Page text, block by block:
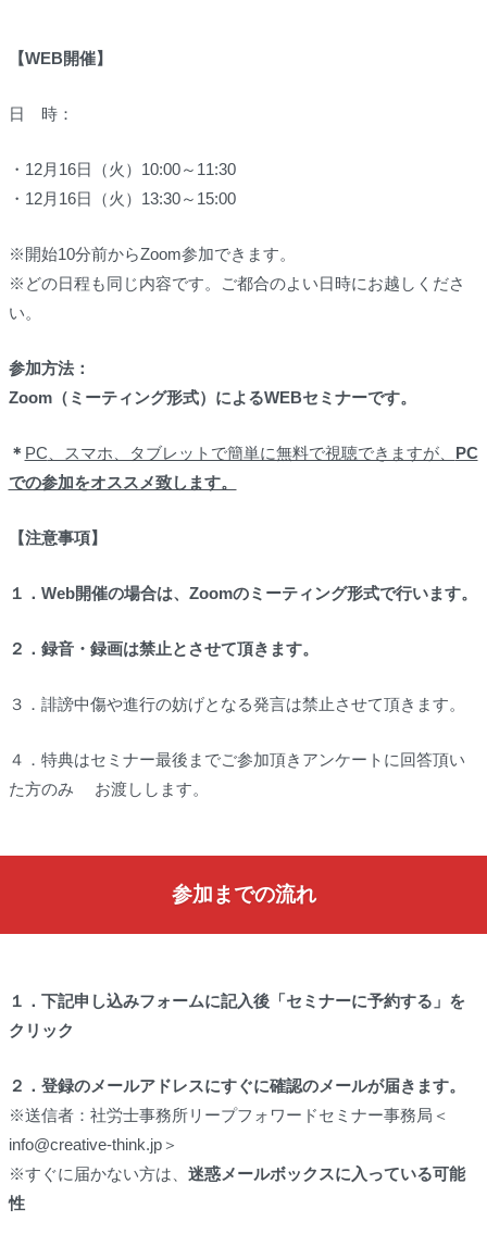
【WEB開催】
日 時：
・12月16日（火）10:00～11:30
・12月16日（火）13:30～15:00
※開始10分前からZoom参加できます。
※どの日程も同じ内容です。ご都合のよい日時にお越しくださ
い。
参加方法：
Zoom（ミーティング形式） によるWEBセミナーです。
＊ PC 、スマホ、タブレットで簡単に無料で視聴できますが、 PC
での参加をオススメ致します。
【注意事項】
１．Web開催の場合は、Zoomのミーティング形式で行います。
２．録音・録画は禁止とさせて頂きます。
３．誹謗中傷や進行の妨げとなる発言は禁止させて頂きます。
４．特典はセミナー最後までご参加頂きアンケートに回答頂い
た方のみ お渡しします。
参加までの流れ
１． 下記申し込みフォームに記入後「セミナーに予約する」を
クリック
２． 登録のメールアドレスにすぐに確認のメールが届きます。
※送信者：社労士事務所リープフォワードセミナー事務局＜
info@creative-think.jp＞
※すぐに届かない方は、 迷惑メールボックスに入っている可能
性